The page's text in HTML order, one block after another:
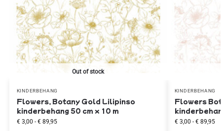
Out of stock
KINDERBEHANG
Flowers, Botany Gold Lilipinso
kinderbehang 50 cm x 10 m
€3,00 - €89,95
KINDERBEHANG
Flowers
€3,00 - €89,95